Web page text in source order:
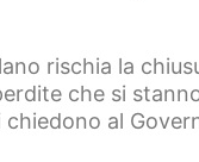
rischia la
che si
al